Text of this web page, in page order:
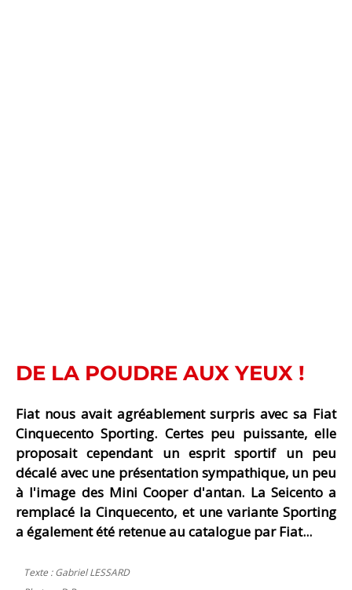
DE LA POUDRE AUX YEUX !
Fiat nous avait agréablement surpris avec sa Fiat
Cinquecento Sporting. Certes peu puissante, elle
proposait cependant un esprit sportif un peu
décalé avec une présentation sympathique, un peu
à l'image des Mini Cooper d'antan. La Seicento a
remplacé la Cinquecento, et une variante Sporting
a également été retenue au catalogue par Fiat...
Texte : Gabriel LESSARD